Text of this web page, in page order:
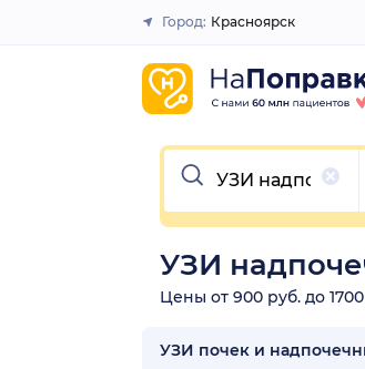
Закрыть
Город: Красноярск
Очистить
УЗИ
Цены от 900 руб. до
УЗИ почек и